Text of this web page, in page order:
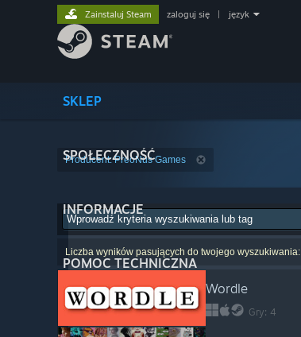
SKLEP
SPOŁECZNOŚĆ
INFORMACJE
POMOC TECHNICZNA
Zainstaluj Steam zaloguj się język
Producent: PreoNus Games
Liczba wyników pasujących do twojego
Wordle
Gry: 4